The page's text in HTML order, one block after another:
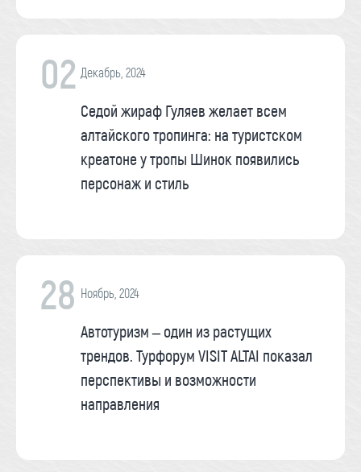
02 Декабрь, 2024
Седой жираф Гуляев желает всем
алтайского тропинга: на туристском
креатоне у тропы Шинок появились
персонаж и стиль
28 Ноябрь, 2024
Автотуризм – один из растущих
трендов. Турфорум VISIT ALTAI показал
перспективы и возможности
направления